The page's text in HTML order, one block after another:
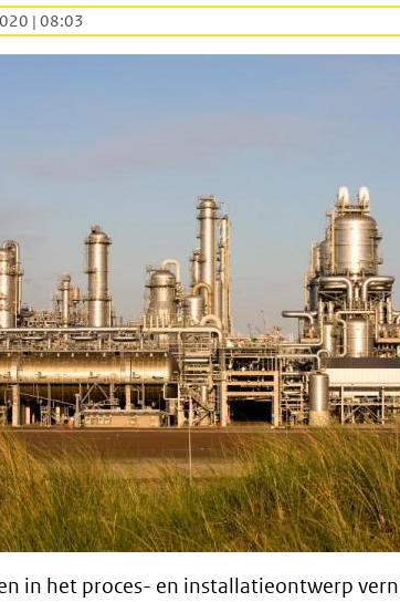
| 08:03
in het proces- en installatieontwerp